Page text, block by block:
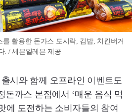
활용한 돈가스 도시락, 김밥, 치킨버거
. / 세븐일레븐 제공
시와 함께 오프라인 이벤트도
돈까스 본점에서 ‘매운 음식 먹
에 도전하는 소비자들의 참여